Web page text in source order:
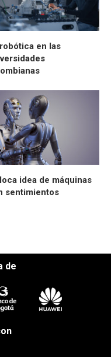
en las
idea de máquinas
sentimientos
de